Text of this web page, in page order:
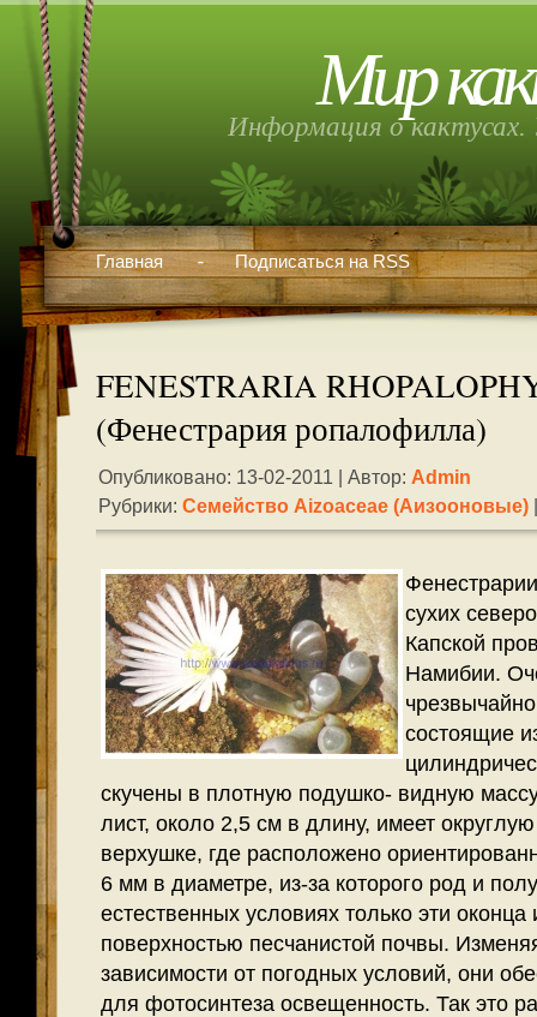
Мир
Информация о кактусах.
Главная Подписаться на RSS
FENESTRARIA
(Фенестрария ропалофилла)
Опубликовано: 13-02-2011 | Автор: Admin
Рубрики: Семейство Aizoaceae (аизооновые) |
сухих
Капской
Намибии.
состоящие
скучены в плотную подушко- видную
лист, около 2,5 см в длину, имеет
верхушке, где расположено
6 мм в диаметре, из-за которого род и
естественных условиях только эти
поверхностью песчанистой почвы.
зависимости от погодных условий, они
для фотосинтеза освещенность. Так это